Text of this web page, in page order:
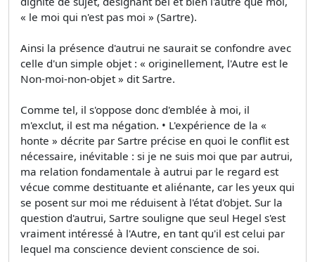
« le moi qui n'est pas moi » (Sartre).
Ainsi la présence d'autrui ne saurait se confondre avec
celle d'un simple objet : « originellement, l'Autre est le
Non-moi-non-objet » dit Sartre.
Comme tel, il s'oppose donc d'emblée à moi, il
m'exclut, il est ma négation. • L'expérience de la «
honte » décrite par Sartre précise en quoi le conflit est
nécessaire, inévitable : si je ne suis moi que par autrui,
ma relation fondamentale à autrui par le regard est
vécue comme destituante et aliénante, car les yeux qui
se posent sur moi me réduisent à l'état d'objet. Sur la
question d'autrui, Sartre souligne que seul Hegel s'est
vraiment intéressé à l'Autre, en tant qu'il est celui par
lequel ma conscience devient conscience de soi.